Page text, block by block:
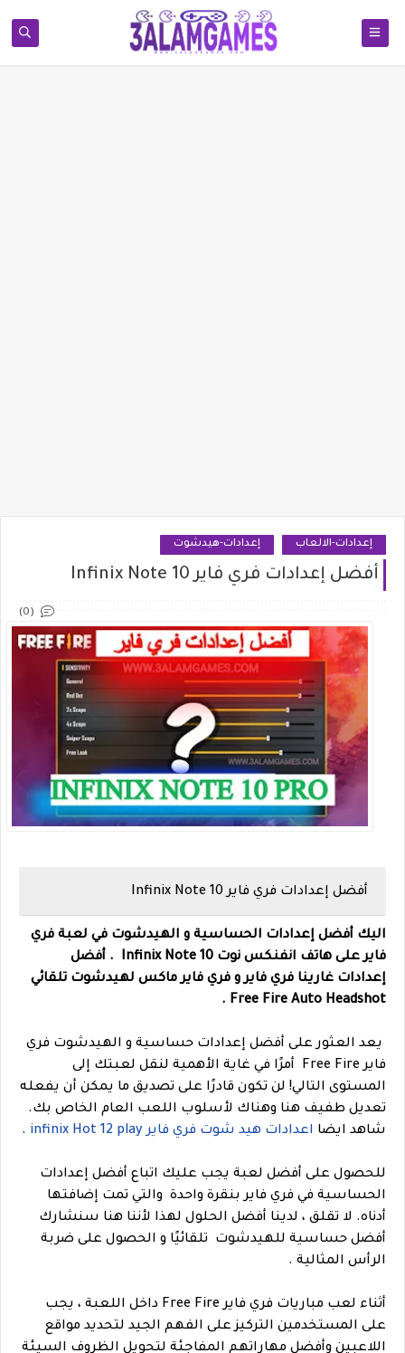
إعدادات-الالعاب إعدادات-هيدشوت
أفضل إعدادات فري فاير Infinix Note 10
(0)
أفضل إعدادات فري فاير Infinix Note 10
اليك أفضل إعدادات الحساسية و الهيدشوت في لعبة فري
فاير على هاتف انفنكس نوت Infinix Note 10 . أفضل
إعدادات غارينا فري فاير و فري فاير ماكس لهيدشوت تلقائي
Free Fire Auto Headshot .
يعد العثور على أفضل إعدادات حساسية و الهيدشوت فري
فاير Free Fire أمرًا في غاية الأهمية لنقل لعبتك إلى
المستوى التالي! لن تكون قادرًا على تصديق ما يمكن أن يفعله
تعديل طفيف هنا وهناك لأسلوب اللعب العام الخاص بك.
شاهد ايضا اعدادات هيد شوت فري فاير infinix Hot 12 play .
للحصول على أفضل لعبة يجب عليك اتباع أفضل إعدادات
الحساسية في فري فاير بنقرة واحدة والتي تمت إضافتها
أدناه. لا تقلق ، لدينا أفضل الحلول لهذا لأننا هنا سنشارك
أفضل حساسية للهيدشوت تلقائيًا و الحصول على ضربة
الرأس المثالية .
أثناء لعب مباريات فري فاير Free Fire داخل اللعبة ، يجب
على المستخدمين التركيز على الفهم الجيد لتحديد مواقع
اللاعبين وأفضل مهاراتهم المفاجئة لتحويل الظروف السيئة